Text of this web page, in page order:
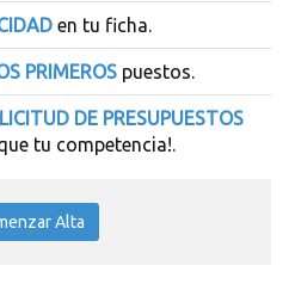
en tu ficha.
PRIMEROSpuestos.
DE PRESUPUESTOS
tu competencia!.
Alta